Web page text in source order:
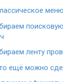
ленту
ещё можно